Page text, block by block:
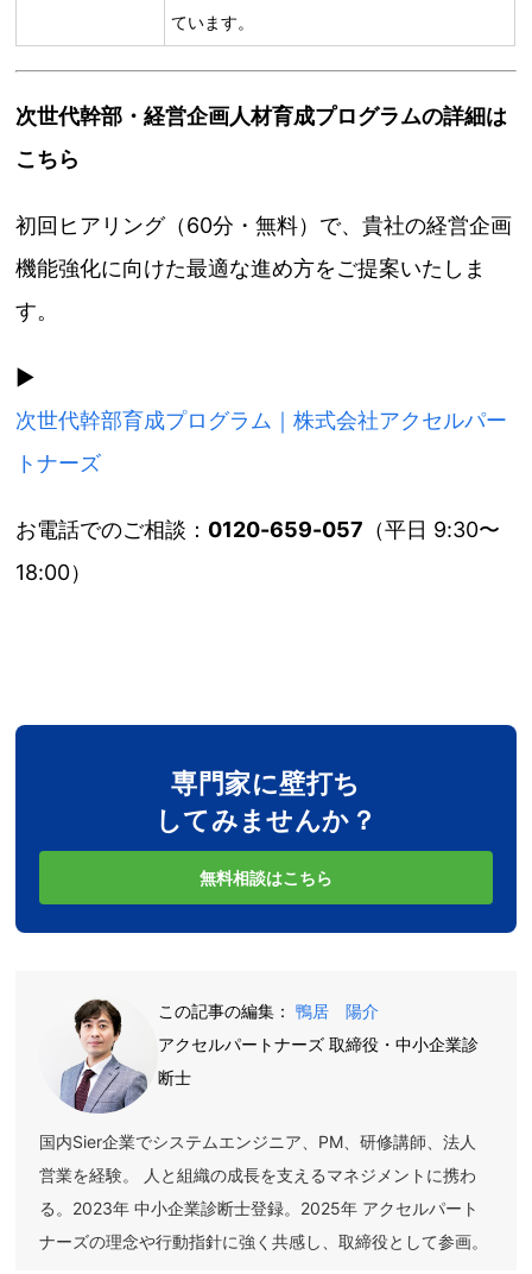
ています。
次世代幹部・経営企画人材育成プログラムの詳細は
こちら
初回ヒアリング（60分・無料）で、貴社の経営企画
機能強化に向けた最適な進め方をご提案いたしま
す。
▶
次世代幹部育成プログラム｜株式会社アクセルパー
トナーズ
お電話でのご相談： 0120-659-057 （平日 9:30〜
18:00）
専門家に壁打ち
してみませんか？
無料相談はこちら
この記事の編集：鴨居 陽介
アクセルパートナーズ 取締役・中小企業診
断士
国内Sier企業でシステムエンジニア、PM、研修講師、法人
営業を経験。 人と組織の成長を支えるマネジメントに携わ
る。2023年 中小企業診断士登録。2025年 アクセルパート
ナーズの理念や行動指針に強く共感し、取締役として参画。